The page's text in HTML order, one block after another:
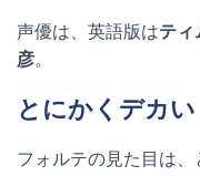
声優は、英語版はティ
彦。
とにかくデカ
フォルテの見た目は、